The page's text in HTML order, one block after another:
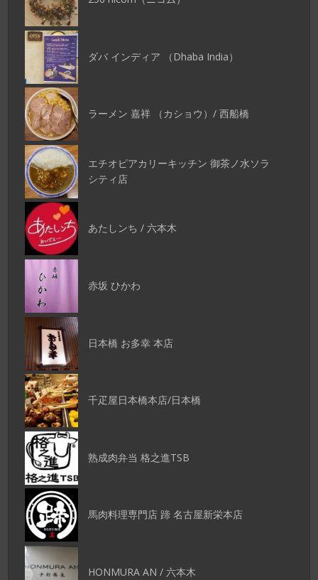
ダバ インディア （Dhaba India）
ラーメン 嘉祥 （カショウ）/ 西船橋
エチオピアカリーキッチン 御茶ノ水ソラ
シティ店
あたしンち / 六本木
赤坂 ひかわ
日本橋 お多幸 本店
千疋屋日本橋本店/日本橋
熟成肉弁当 格之進TSB
馬肉料理専門店 蹄 名古屋新栄本店
HONMURA AN / 六本木